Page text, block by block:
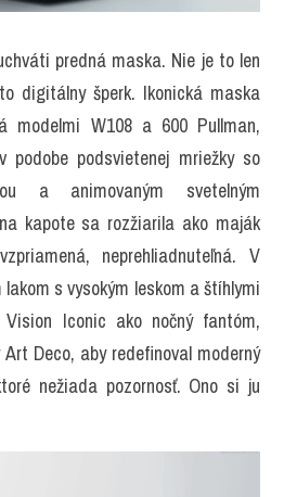
predná maska. Nie je to len
digitálny šperk. Ikonická maska
modelmi W108 a 600 Pullman,
podsvietenej mriežky so
a animovaným svetelným
kapote sa rozžiarila ako maják
neprehliadnuteľná. V
s vysokým leskom a štíhlymi
Iconic ako nočný fantóm,
Deco, aby redefinoval moderný
nežiada pozornosť. Ono si ju